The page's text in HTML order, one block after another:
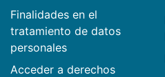
Finalidades en el
tratamiento de datos
personales
Acceder a derechos